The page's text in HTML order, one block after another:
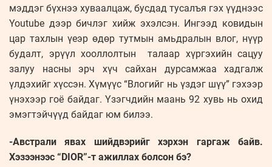
мэддэг бүхнээ хуваалцаж, бусдад тусалъя гэх үүднээс
Youtube дээр бичлэг хийж эхэлсэн. Ингээд ковидын
цар тахлын үеэр өдөр тутмын амьдралын влог, нүүр
будалт, эрүүл хооллолтын талаар хүргэхийн сацуу
залуу насны эрч хүч сайхан дурсамжаа хадгалж
үлдэхийг хүссэн. Хүмүүс “Влогийг нь үздэг шүү” гэхээр
үнэхээр гоё байдаг. Үзэгчдийн маань 92 хувь нь охид
эмэгтэйчүүд байдаг юм билээ.
-Австрали явах шийдвэрийг хэрхэн гаргаж байв.
Хэзээнээс “DIOR”-т ажиллах болсон бэ?